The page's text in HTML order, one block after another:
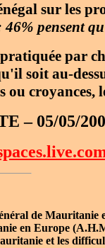
sur les
46% pensent
par
soit au-
ou
– 05/05/
de Mauritanie
en Europe
et les